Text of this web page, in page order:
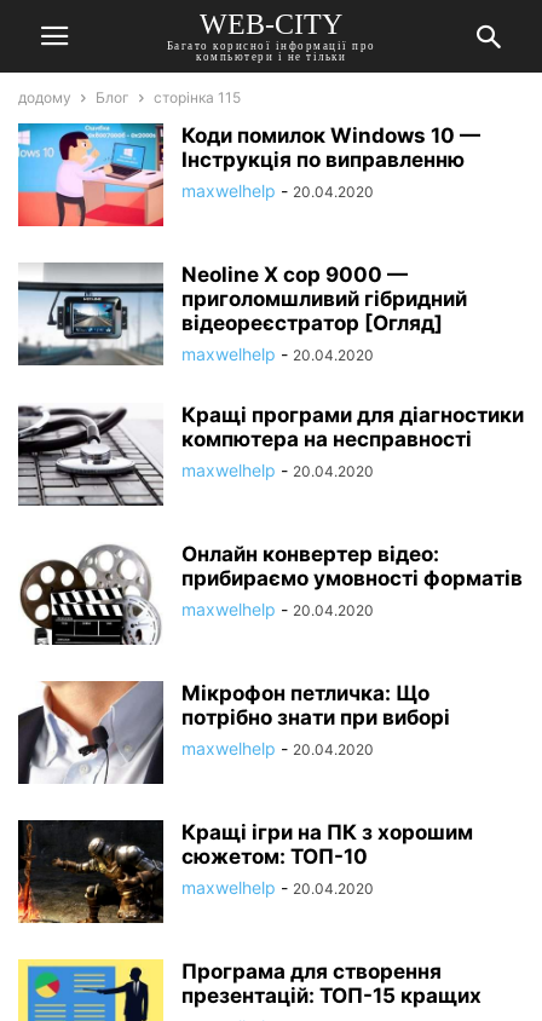
WEB-CITY
Багато корисної інформації про
компьютери і не тільки
додому Блог сторінка 115
Коди помилок Windows 10 —
Інструкція по виправленню
maxwelhelp - 20.04.2020
Neoline X cop 9000 —
приголомшливий гібридний
відеореєстратор [Огляд]
maxwelhelp - 20.04.2020
Кращі програми для діагностики
компютера на несправності
maxwelhelp - 20.04.2020
Онлайн конвертер відео:
прибираємо умовності форматів
maxwelhelp - 20.04.2020
Мікрофон петличка: Що
потрібно знати при виборі
maxwelhelp - 20.04.2020
Кращі ігри на ПК з хорошим
сюжетом: ТОП-10
maxwelhelp - 20.04.2020
Програма для створення
презентацій: ТОП-15 кращих